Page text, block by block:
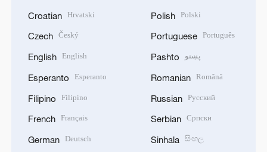
Croatian Hrvatski
Czech Český
English English
Esperanto Esperanto
Filipino Filipino
French Français
German Deutsch
Polish Polski
Portuguese Português
Pashto پښتو
Romanian Română
Russian Русский
Serbian Српски
Sinhala සිංහල